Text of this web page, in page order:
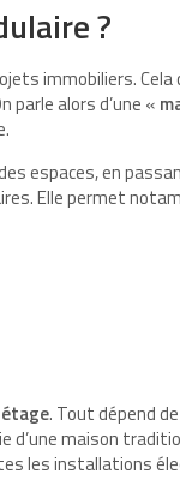
?
immobiliers. Cela
parle alors d’une «
espaces, en
Elle permet
. Tout dépend
maison
les installations